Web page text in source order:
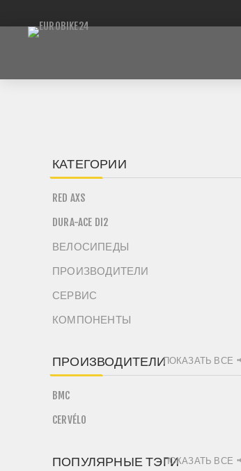
КАТЕГОРИИ
RED AXS
DURA-ACE DI2
ВЕЛОСИПЕДЫ
ПРОИЗВОДИТЕЛИ
СЕРВИС
КОМПОНЕНТЫ
ПРОИЗВОДИТЕЛИ
BMC
CERVÉLO
ПОКАЗАТЬ ВСЕ
ПОПУЛЯРНЫЕ ТЭГИПОКАЗАТЬ ВСЕ